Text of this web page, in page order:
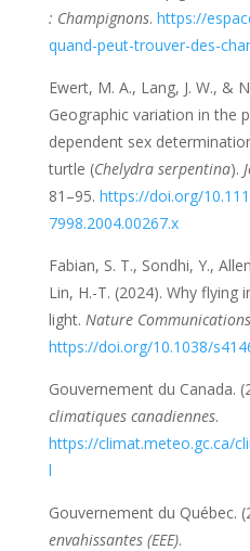
: Champignons. https://
quand-peut-trouver-des-
Ewert, M. A., Lang, J. W., &
Geographic variation in the
dependent sex
turtle (Chelydra serpentina).
81–95. https://doi.org/
7998.2004.00267.x
Fabian, S. T., Sondhi, Y.,
Lin, H.-T. (2024). Why flying
light. Nature Communications
https://doi.org/10.1038/
Gouvernement du Canada.
climatiques canadiennes.
https://climat.meteo.gc.ca/
l
Gouvernement du Québec.
envahissantes (EEE).